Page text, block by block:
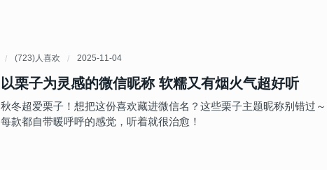
(723)人喜欢 2025-11-04
以栗子为灵感的微信昵称 软糯又有烟火气超好听
秋冬超爱栗子！想把这份喜欢藏进微信名？这些栗子主题昵称别错过～
每款都自带暖呼呼的感觉，听着就很治愈！